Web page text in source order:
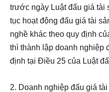
trước ngày Luật đấu giá tài
tục hoạt động đấu giá tài
nghề khác theo quy định
thì thành lập doanh nghiệp
định tại Điều 25 của Luật
2. Doanh nghiệp đấu giá